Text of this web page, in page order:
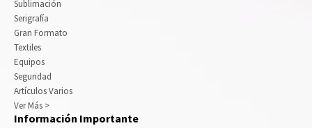
Sublimación
Serigrafía
Gran Formato
Textiles
Equipos
Seguridad
Artículos Varios
Ver Más >
Información Importante